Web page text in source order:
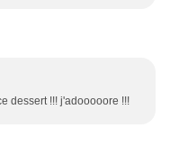
dessert !!! j'adooooore !!!